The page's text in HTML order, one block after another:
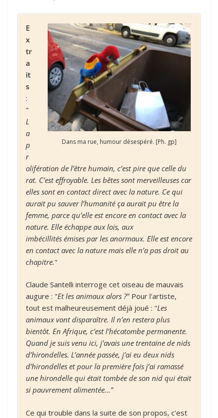
Dans ma rue, humour désespéré. [Ph. gp]
E
x
tr
a
it
s
:
"
L
a
p
r
olifération de l’être humain, c’est pire que celle du
rat. C’est effroyable. Les bêtes sont merveilleuses car
elles sont en contact direct avec la nature. Ce qui
aurait pu sauver l’humanité ça aurait pu être la
femme, parce qu’elle est encore en contact avec la
nature. Elle échappe aux lois, aux
imbécillités émises par les anormaux. Elle est encore
en contact avec la nature mais elle n’a pas droit au
chapitre."
Claude Santelli interroge cet oiseau de mauvais
augure : "Et les animaux alors ?" Pour l'artiste,
tout est malheureusement déjà joué : "Les
animaux vont disparaître. Il n’en restera plus
bientôt. En Afrique, c’est l’hécatombe permanente.
Quand je suis venu ici, j’avais une trentaine de nids
d’hirondelles. L’année passée, j’ai eu deux nids
d’hirondelles et pour la première fois j’ai ramassé
une hirondelle qui était tombée de son nid qui était
si pauvrement alimentée..."
Ce qui trouble dans la suite de son propos, c'est